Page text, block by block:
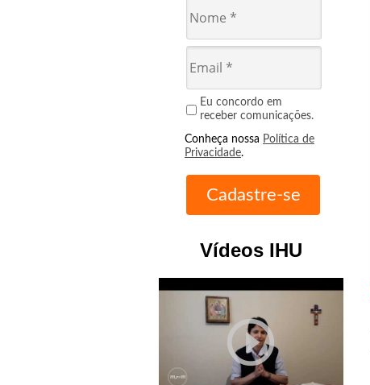
Eu concordo em
receber comunicações.
Conheça nossa Política de
Privacidade.
Vídeos IHU
play_circle_outline